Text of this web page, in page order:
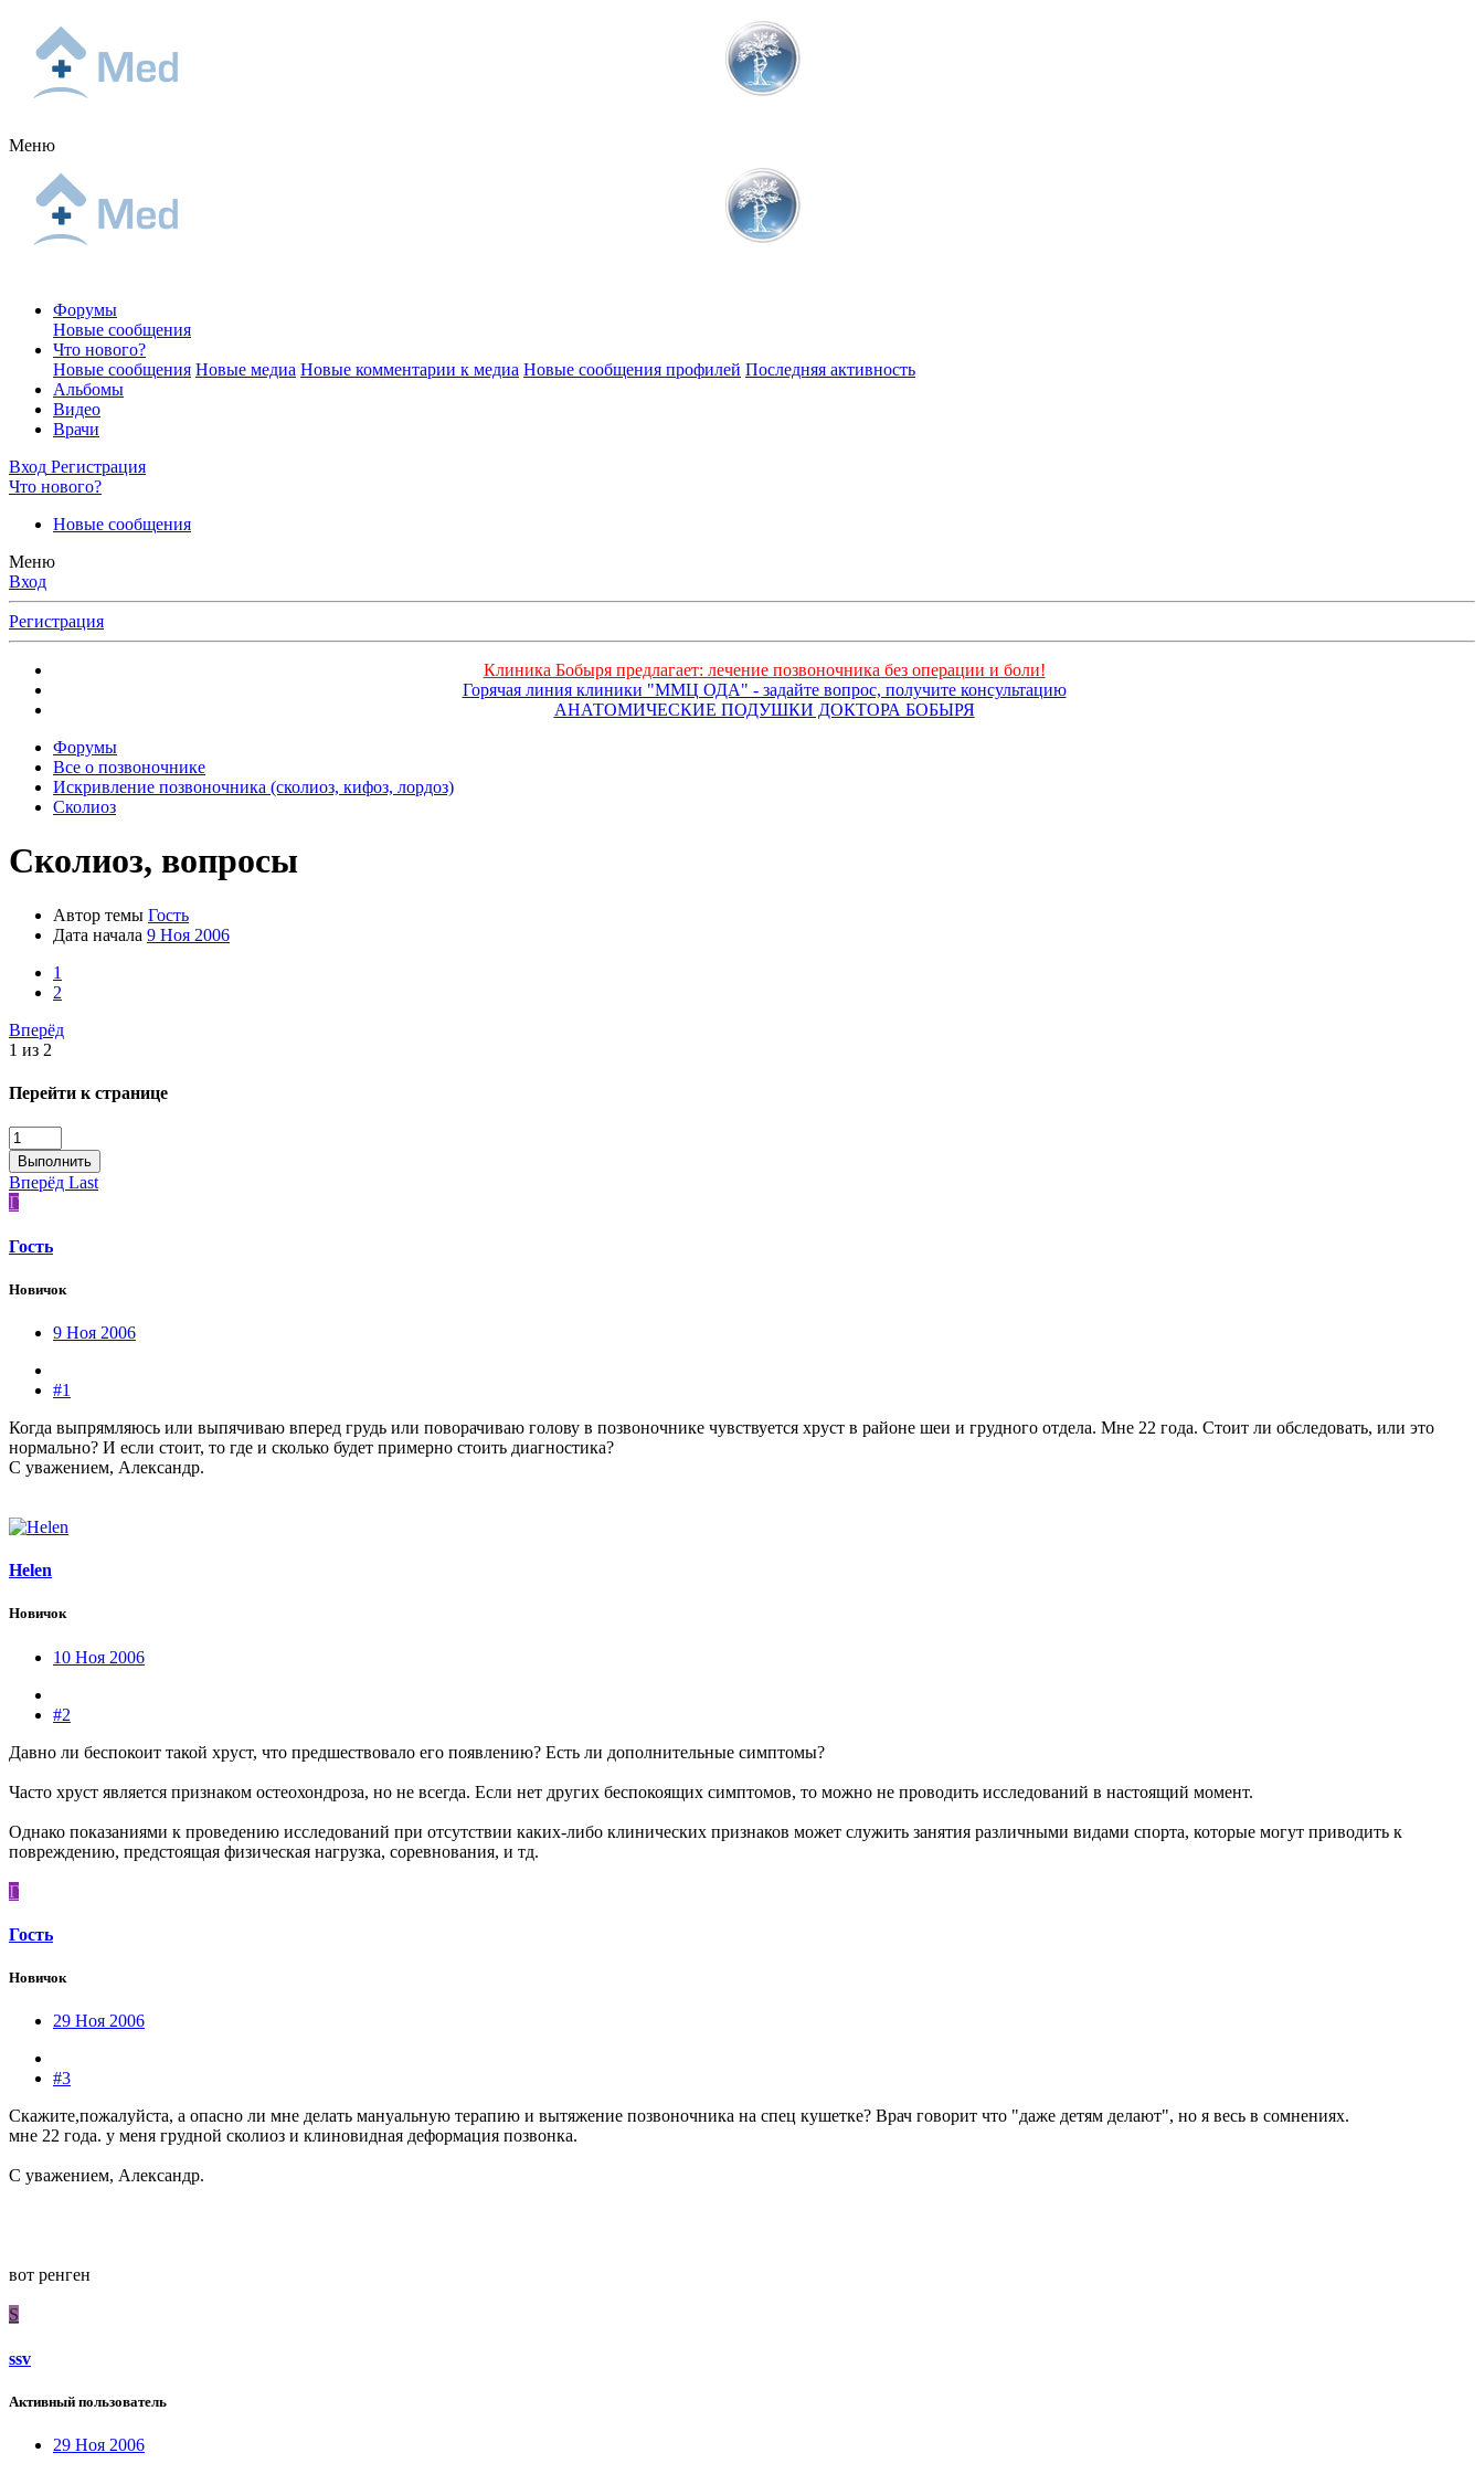
Меню
Форумы
Новые сообщения
Что нового?
Новые сообщения Новые медиа Новые комментарии к медиа Новые сообщения профилей Последняя активность
Альбомы
Видео
Врачи
Вход Регистрация
Что нового?
Новые сообщения
Меню
Вход
Регистрация
Клиника Бобыря предлагает: лечение позвоночника без операции и боли!
Горячая линия клиники "ММЦ ОДА" - задайте вопрос, получите консультацию
АНАТОМИЧЕСКИЕ ПОДУШКИ ДОКТОРА БОБЫРЯ
Форумы
Все о позвоночнике
Искривление позвоночника (сколиоз, кифоз, лордоз)
Сколиоз
Сколиоз, вопросы
Автор темы Гость
Дата начала 9 Ноя 2006
1
2
Вперёд
1 из 2
Перейти к странице
Выполнить
Вперёд Last
Г
Гость
Новичок
9 Ноя 2006
#1
Когда выпрямляюсь или выпячиваю вперед грудь или поворачиваю голову в позвоночнике чувствуется хруст в районе шеи и грудного отдела. Мне 22 года. Стоит ли обследовать, или это
нормально? И если стоит, то где и сколько будет примерно стоить диагностика?
С уважением, Александр.
Helen
Новичок
10 Ноя 2006
#2
Давно ли беспокоит такой хруст, что предшествовало его появлению? Есть ли дополнительные симптомы?
Часто хруст является признаком остеохондроза, но не всегда. Если нет других беспокоящих симптомов, то можно не проводить исследований в настоящий момент.
Однако показаниями к проведению исследований при отсутствии каких-либо клинических признаков может служить занятия различными видами спорта, которые могут приводить к
повреждению, предстоящая физическая нагрузка, соревнования, и тд.
Г
Гость
Новичок
29 Ноя 2006
#3
Скажите,пожалуйста, а опасно ли мне делать мануальную терапию и вытяжение позвоночника на спец кушетке? Врач говорит что "даже детям делают", но я весь в сомнениях.
мне 22 года. у меня грудной сколиоз и клиновидная деформация позвонка.
С уважением, Александр.
вот ренген
S
ssv
Активный пользователь
29 Ноя 2006